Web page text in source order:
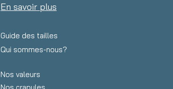
En savoir plus
Guide des tailles
Qui sommes-nous?
Nos valeurs